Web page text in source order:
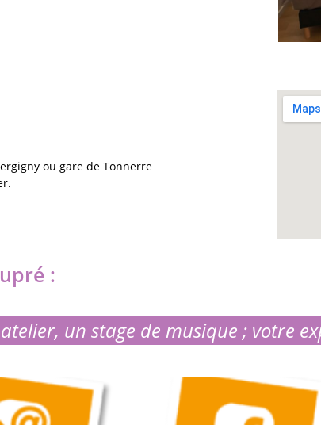
ou gare de Tonnerre
:
un stage de musique ; votre